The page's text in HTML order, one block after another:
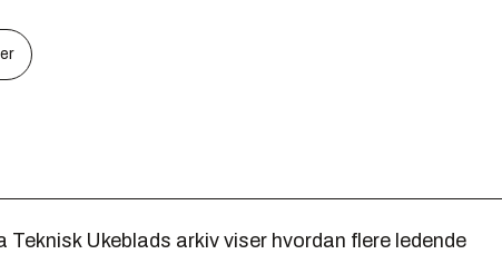
Teknisk Ukeblads arkiv viser hvordan flere ledende